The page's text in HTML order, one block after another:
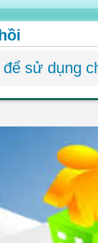
sử dụng